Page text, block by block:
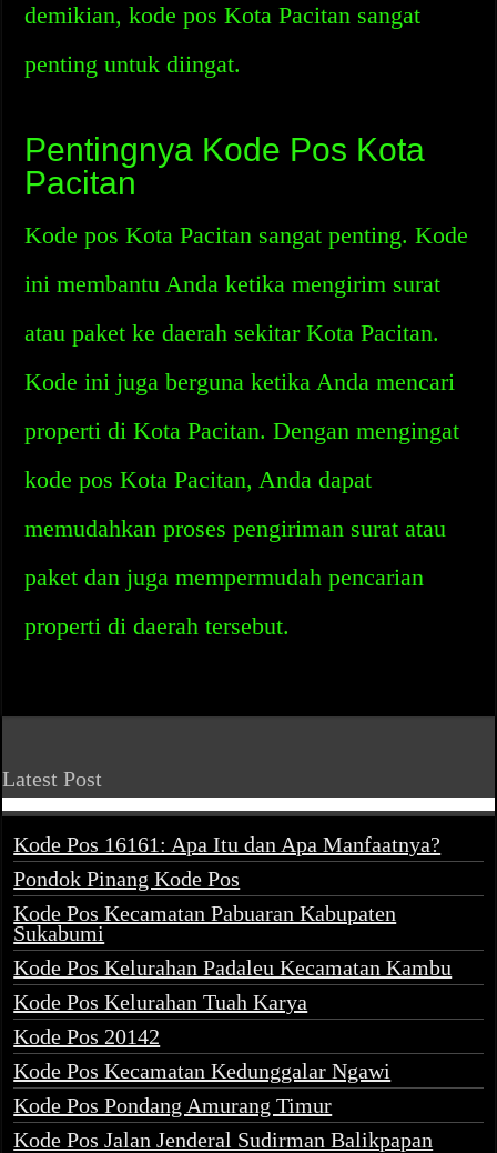
demikian, kode pos Kota Pacitan sangat
penting untuk diingat.
Pentingnya Kode Pos Kota
Pacitan
Kode pos Kota Pacitan sangat penting. Kode
ini membantu Anda ketika mengirim surat
atau paket ke daerah sekitar Kota Pacitan.
Kode ini juga berguna ketika Anda mencari
properti di Kota Pacitan. Dengan mengingat
kode pos Kota Pacitan, Anda dapat
memudahkan proses pengiriman surat atau
paket dan juga mempermudah pencarian
properti di daerah tersebut.
Latest Post
Kode Pos 16161: Apa Itu dan Apa Manfaatnya?
Pondok Pinang Kode Pos
Kode Pos Kecamatan Pabuaran Kabupaten
Sukabumi
Kode Pos Kelurahan Padaleu Kecamatan Kambu
Kode Pos Kelurahan Tuah Karya
Kode Pos 20142
Kode Pos Kecamatan Kedunggalar Ngawi
Kode Pos Pondang Amurang Timur
Kode Pos Jalan Jenderal Sudirman Balikpapan